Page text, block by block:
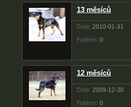
13 měsíců
Date: 2010-01-31
Folders: 0
12 měsíců
Date: 2009-12-30
Folders: 0